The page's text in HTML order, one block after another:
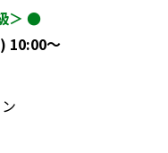
＞ ●
10:00〜